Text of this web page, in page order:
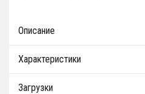
Описание
Характеристики
Загрузки